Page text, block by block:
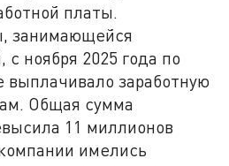
платы.
занимающейся
с ноября 2025 года по
выплачивало заработную
Общая сумма
11 миллионов
имелись